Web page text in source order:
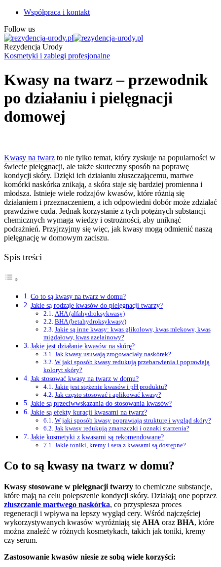
Współpraca i kontakt
Follow us
Rezydencja Urody
Kosmetyki i zabiegi profesjonalne
Kwasy na twarz – przewodnik
po działaniu i pielęgnacji
domowej
Kwasy na twarz to nie tylko temat, który zyskuje na popularności w
świecie pielęgnacji, ale także skuteczny sposób na poprawę
kondycji skóry. Dzięki ich działaniu złuszczającemu, martwe
komórki naskórka znikają, a skóra staje się bardziej promienna i
młodsza. Istnieje wiele rodzajów kwasów, które różnią się
działaniem i przeznaczeniem, a ich odpowiedni dobór może zdziałać
prawdziwe cuda. Jednak korzystanie z tych potężnych substancji
chemicznych wymaga wiedzy i ostrożności, aby uniknąć
podrażnień. Przyjrzyjmy się więc, jak kwasy mogą odmienić naszą
pielęgnację w domowym zaciszu.
Spis treści
Co to są kwasy na twarz w domu?
Jakie są rodzaje kwasów do pielęgnacji twarzy?
AHA (alfahydroksykwasy)
BHA (betahydroksykwasy)
Jakie są inne kwasy: kwas glikolowy, kwas mlekowy, kwas
migdałowy, kwas azelainowy?
Jakie jest działanie kwasów na skórę?
Jak kwasy usuwają zrogowaciały naskórek?
W jaki sposób kwasy redukują przebarwienia i poprawiają
koloryt skóry?
Jak stosować kwasy na twarz w domu?
Jakie jest stężenie kwasów i pH produktu?
Jak często stosować i aplikować kwasy?
Jakie są przeciwwskazania do stosowania kwasów?
Jakie są efekty kuracji kwasami na twarz?
W jaki sposób kwasy poprawiają strukturę i wygląd skóry?
Jak kwasy redukują zmarszczki i oznaki starzenia?
Jakie kosmetyki z kwasami są rekomendowane?
Jakie toniki, kremy i sera z kwasami są dostępne?
Co to są kwasy na twarz w domu?
Kwasy stosowane w pielęgnacji twarzy to chemiczne substancje,
które mają na celu polepszenie kondycji skóry. Działają one poprzez
złuszczanie martwego naskórka, co przyspiesza proces
regeneracji i wpływa na lepszy wygląd cery. Wśród najczęściej
wykorzystywanych kwasów wyróżniają się AHA oraz BHA, które
można znaleźć w różnych kosmetykach, takich jak toniki, kremy
czy serum.
Zastosowanie kwasów niesie ze sobą wiele korzyści: